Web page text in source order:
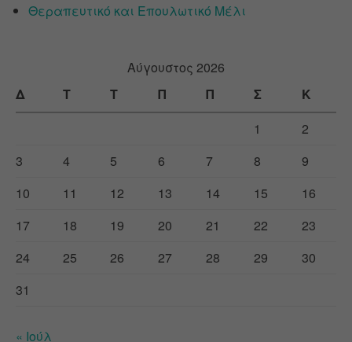
Θεραπευτικό και Επουλωτικό Μέλι
Αύγουστος 2026
Δ
Τ Τ Π Π Σ
Κ
1
2
3
4 5 6 7 8
9
10
11 12 13 14 15
16
17
18 19 20 21 22
23
24
25 26 27 28 29
30
31
« Ιούλ